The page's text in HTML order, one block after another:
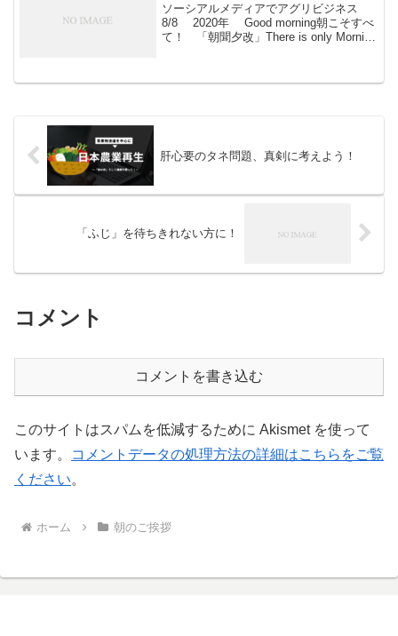
ソーシアルメディアでアグリビジネス
8/8 2020年 Good morning朝こそすべ
て！ 「朝聞夕改」There is only Morning
肝心要のタネ問題、真剣に考えよう！
「ふじ」を待ちきれない方に！
コメント
コメントを書き込む
このサイトはスパムを低減するために Akismet を使って
います。
コメントデータの処理方法の詳細はこちらをご覧
ください。
ホーム 朝のご挨拶